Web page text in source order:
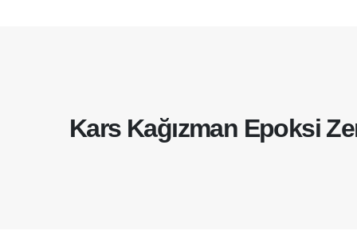
Kars Kağızman Epoksi